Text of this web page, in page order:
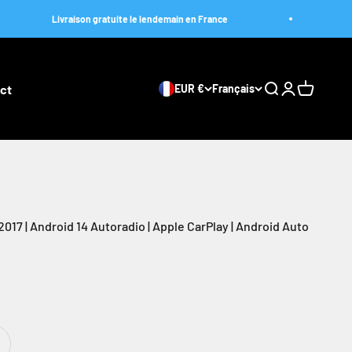
Livraison gratuite le lendemain en France
EUR € Français Ouvrir la
Ouvrir le
Voir le
| Android 14 Autoradio | Apple CarPlay | Android Auto